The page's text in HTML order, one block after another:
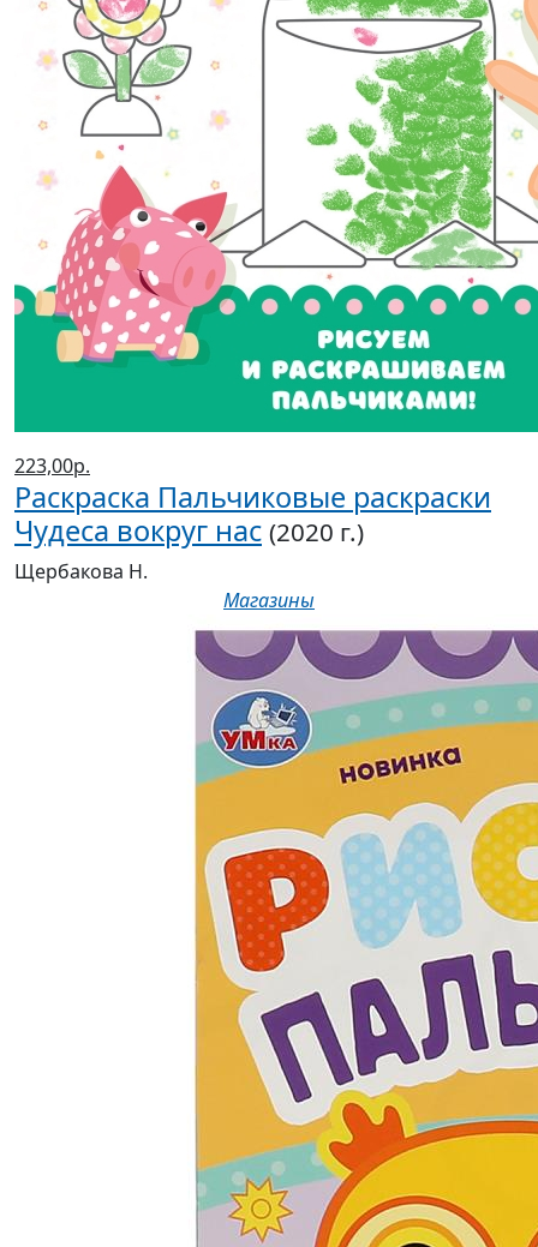
223,00р.
Раскраска Пальчиковые раскраски
Чудеса вокруг нас (2020 г.)
Щербакова Н.
Магазины